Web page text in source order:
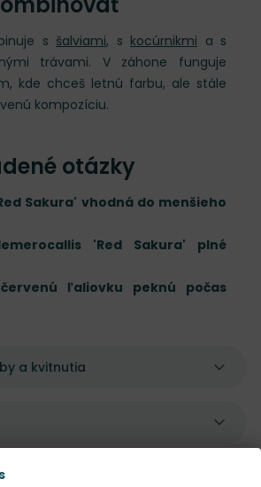
s šalviami, s kocúrnikmi a s
trávami. V záhone funguje
kde chceš letnú farbu, ale stále
kompozíciu.
otázky
Sakura' vhodná do menšieho
'Red Sakura' plné
ľaliovku peknú počas
a kvitnutia